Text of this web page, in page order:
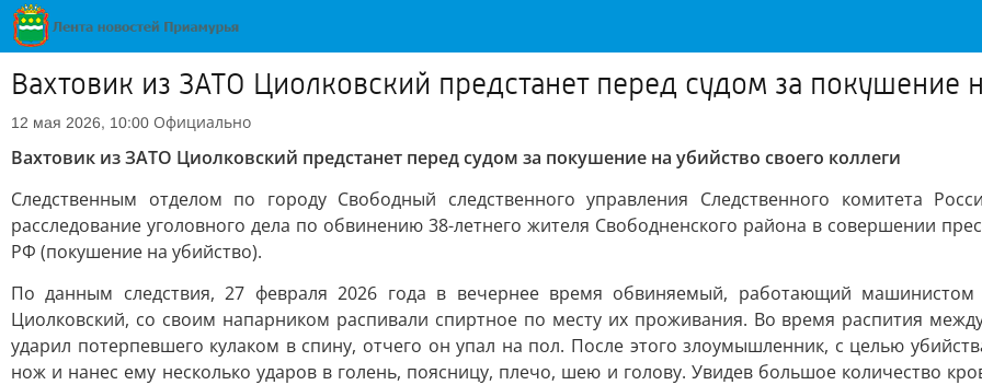
Вахтовик из ЗАТО Циолковский предстанет перед судом за покушение
12 мая 2026, 10:00 Официально
Вахтовик из ЗАТО Циолковский предстанет перед судом за покушение на убийство своего коллеги
Следственным отделом по городу Свободный следственного управления Следственного комитета
расследование уголовного дела по обвинению 38-летнего жителя Свободненского района в совершении
РФ (покушение на убийство).
По данным следствия, 27 февраля 2026 года в вечернее время обвиняемый, работающий машинистом
Циолковский, со своим напарником распивали спиртное по месту их проживания. Во время распития
ударил потерпевшего кулаком в спину, отчего он упал на пол. После этого злоумышленник, с целью
нож и нанес ему несколько ударов в голень, поясницу, плечо, шею и голову. Увидев большое количество